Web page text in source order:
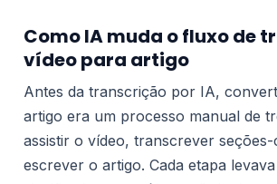
Como IA muda o fluxo de
vídeo para artigo
Antes da transcrição por IA,
artigo era um processo manual de
assistir o vídeo, transcrever seções-
escrever o artigo. Cada etapa